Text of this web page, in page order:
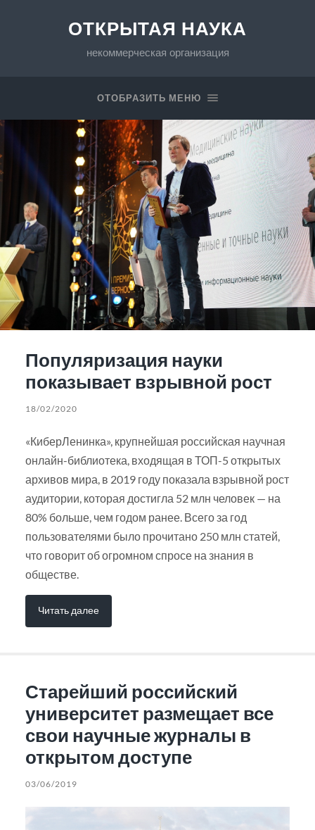
ОТКРЫТАЯ НАУКА
некоммерческая организация
ОТОБРАЗИТЬ МЕНЮ
Популяризация науки
показывает взрывной рост
18/02/2020
«КиберЛенинка», крупнейшая российская научная
онлайн-библиотека, входящая в ТОП-5 открытых
архивов мира, в 2019 году показала взрывной рост
аудитории, которая достигла 52 млн человек — на
80% больше, чем годом ранее. Всего за год
пользователями было прочитано 250 млн статей,
что говорит об огромном спросе на знания в
обществе.
Читать далее
Старейший российский
университет размещает все
свои научные журналы в
открытом доступе
03/06/2019